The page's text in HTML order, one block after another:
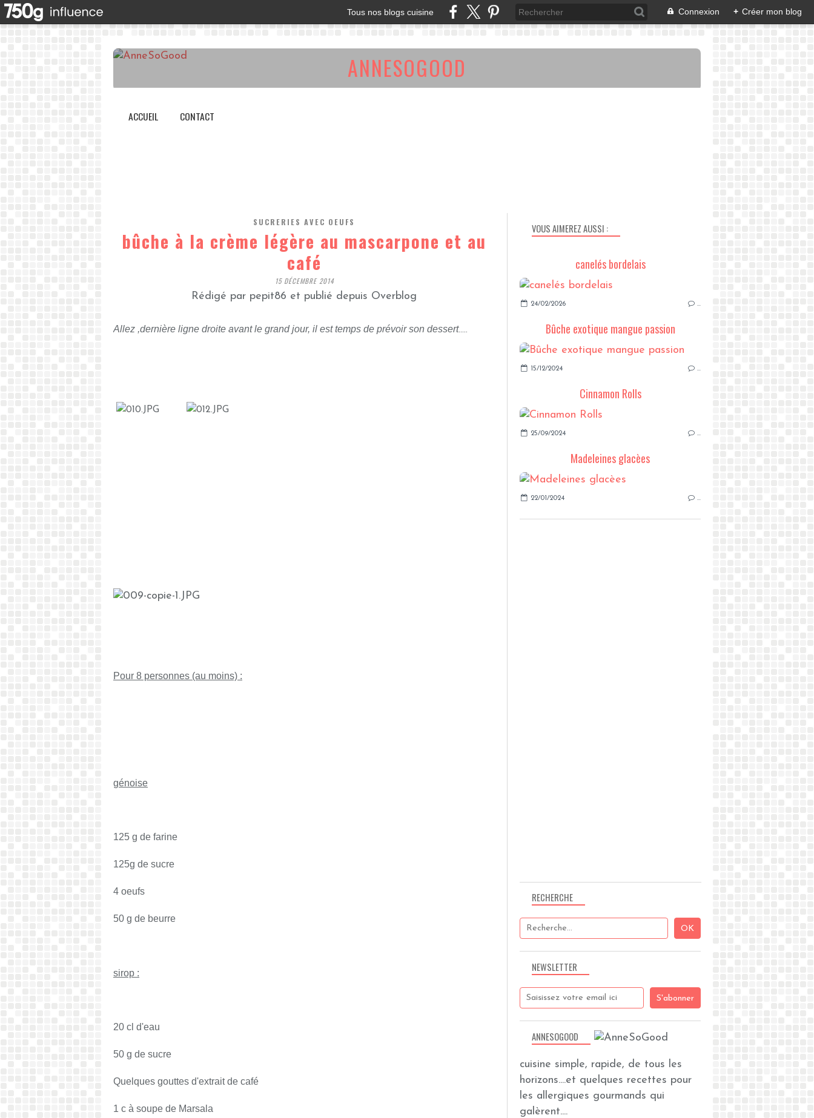
Tous nos blogs cuisine Connexion + Créer mon blog
ANNESOGOOD
ACCUEIL CONTACT
SUCRERIES AVEC OEUFS
bûche à la crème légère au mascarpone et au
café
15 DÉCEMBRE 2014
Rédigé par pepit86 et publié depuis Overblog
Allez ,dernière ligne droite avant le grand jour, il est temps de prévoir son dessert.....
Pour 8 personnes (au moins) :
génoise
125 g de farine
125g de sucre
4 oeufs
50 g de beurre
sirop :
20 cl d'eau
50 g de sucre
Quelques gouttes d'extrait de café
1 c à soupe de Marsala
NEWSLETTER
RECHERCHE
ANNESOGOOD
cuisine simple, rapide, de tous les
horizons....et quelques recettes pour
les allergiques gourmands qui
galèrent....
VOUS AIMEREZ AUSSI :
canelés bordelais
24/02/2026 …
Bûche exotique mangue passion
15/12/2024 …
Cinnamon Rolls
25/09/2024 …
Madeleines glacèes
22/01/2024 …